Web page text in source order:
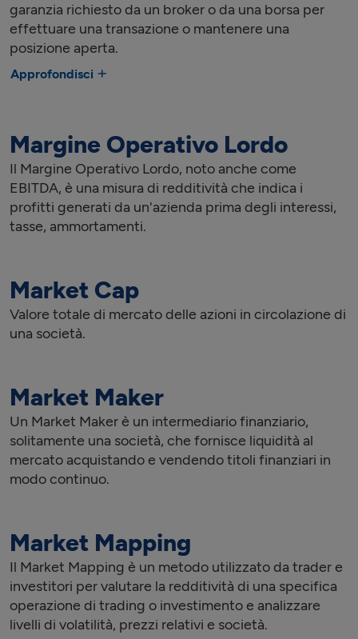
garanzia richiesto da un broker o da una borsa per
effettuare una transazione o mantenere una
posizione aperta.
Approfondisci
Margine Operativo Lordo
Il Margine Operativo Lordo, noto anche come
EBITDA, è una misura di redditività che indica i
profitti generati da un'azienda prima degli interessi,
tasse, ammortamenti.
Market Cap
Valore totale di mercato delle azioni in circolazione di
una società.
Market Maker
Un Market Maker è un intermediario finanziario,
solitamente una società, che fornisce liquidità al
mercato acquistando e vendendo titoli finanziari in
modo continuo.
Market Mapping
Il Market Mapping è un metodo utilizzato da trader e
investitori per valutare la redditività di una specifica
operazione di trading o investimento e analizzare
livelli di volatilità, prezzi relativi e società.